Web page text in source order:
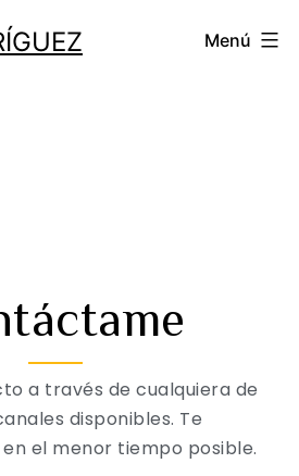
Menú
a través de cualquiera de
disponibles. Te
el menor tiempo posible.